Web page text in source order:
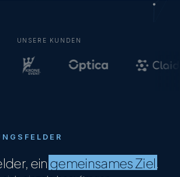
UNSERE KUNDEN
ein gemeinsames Ziel